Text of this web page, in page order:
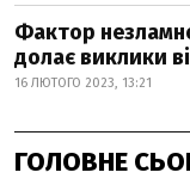
Фактор
долає виклики
16 ЛЮТОГО 2023, 13:21
ГОЛОВНЕ